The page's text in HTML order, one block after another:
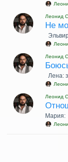
Леонид
Не
Леонид
Леонид